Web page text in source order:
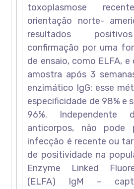
toxoplasmose
orientação norte-
resultados
confirmação por uma
de ensaio, como ELFA,
amostra após 3
enzimático IgG: esse
especificidade de 98% e
96%.
anticorpos, não pode
infecção é recente ou
de positividade na
Enzyme Linked
(ELFA) IgM –